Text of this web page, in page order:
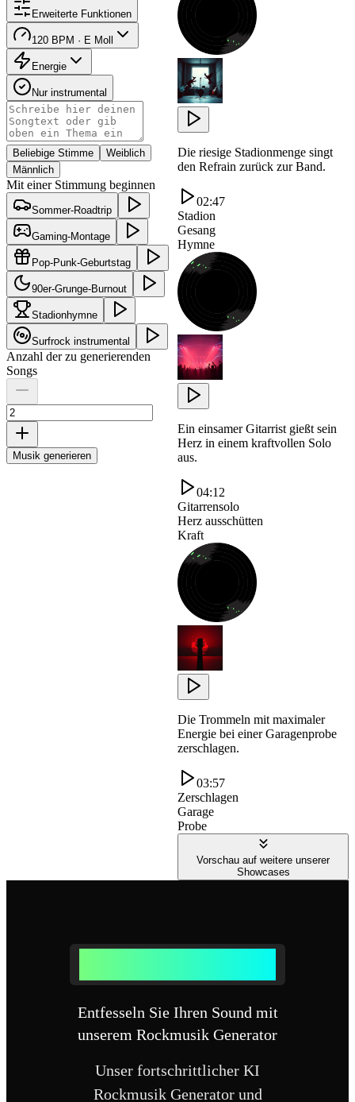
Erweiterte Funktionen
120 BPM · E Moll
Energie
Nur instrumental
Beliebige Stimme
Weiblich
Männlich
Mit einer Stimmung beginnen
Sommer-Roadtrip
Gaming-Montage
Pop-Punk-Geburtstag
90er-Grunge-Burnout
Stadionhymne
Surfrock instrumental
Anzahl der zu generierenden
Songs
Musik generieren
Die riesige Stadionmenge singt
den Refrain zurück zur Band.
02:47
Stadion
Gesang
Hymne
Ein einsamer Gitarrist gießt sein
Herz in einem kraftvollen Solo
aus.
04:12
Gitarrensolo
Herz ausschütten
Kraft
Die Trommeln mit maximaler
Energie bei einer Garagenprobe
zerschlagen.
03:57
Zerschlagen
Garage
Probe
Vorschau auf weitere unserer
Showcases
Entfesseln Sie Ihren Sound mit
unserem Rockmusik Generator
Unser fortschrittlicher KI
Rockmusik Generator und